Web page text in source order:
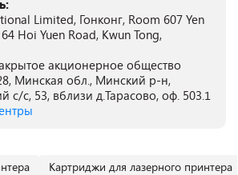
Limited, Гонконг, Room 607 Yen
Hoi Yuen Road, Kwun Tong,
акционерное общество
Минская обл., Минский р-н,
с/с, 53, вблизи д.Тарасово, оф. 503.1
Картриджи для лазерного принтера